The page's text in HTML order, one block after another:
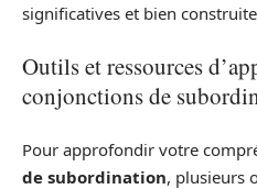
significatives et bien
Outils et ressources
conjonctions de
Pour approfondir votre
de subordination, plusieurs